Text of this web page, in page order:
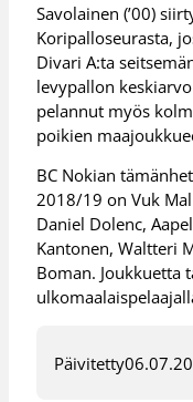
Savolainen (’00)
Koripalloseurasta,
Divari A:ta
levypallon
pelannut myös
poikien
BC Nokian
2018/19 on Vuk
Daniel Dolenc,
Kantonen, Waltteri
Boman. Joukkuetta
Päivitetty